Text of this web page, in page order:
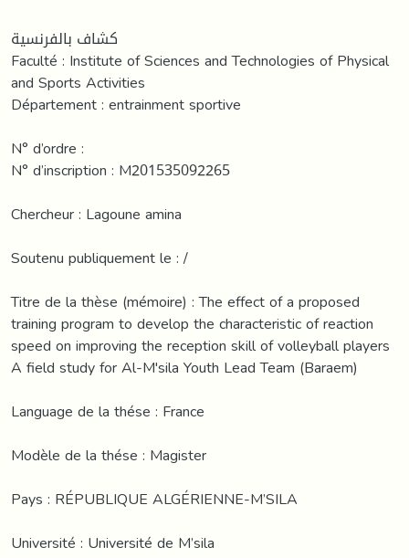
كشاف بالفرنسية
Faculté : Institute of Sciences and Technologies of Physical
and Sports Activities
Département : entrainment sportive
N° d’ordre :
N° d’inscription : M201535092265
Chercheur : Lagoune amina
Soutenu publiquement le : /
Titre de la thèse (mémoire) : The effect of a proposed
training program to develop the characteristic of reaction
speed on improving the reception skill of volleyball players
A field study for Al-M'sila Youth Lead Team (Baraem)
Language de la thése : France
Modèle de la thése : Magister
Pays : RÉPUBLIQUE ALGÉRIENNE-M’SILA
Université : Université de M’sila